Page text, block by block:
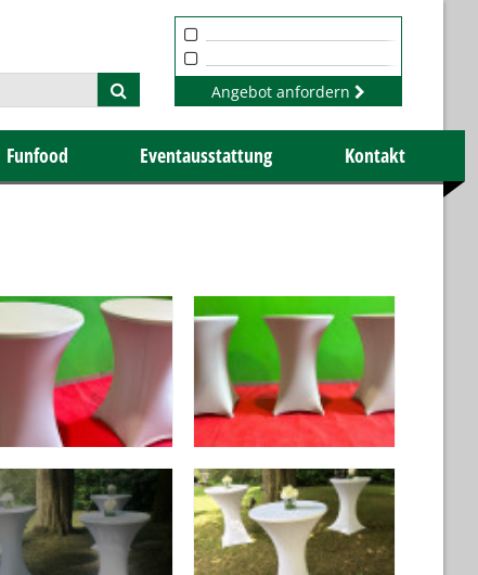
Angebot anfordern
Funfood Eventausstattung Kontakt